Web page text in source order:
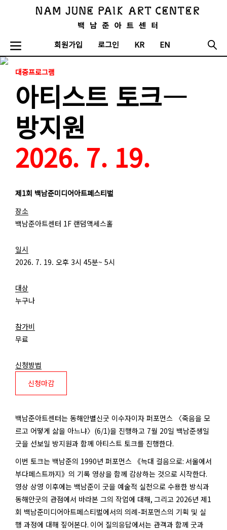
회원가입 로그인 KR EN
대중프로그램
아티스트 토크―
방지원
2026. 7. 19.
제1회 백남준미디어아트페스티벌
장소
백남준아트센터 1F 랜덤액세스홀
일시
2026. 7. 19. 오후 3시 45분~ 5시
대상
누구나
참가비
무료
신청방법
신청마감
백남준아트센터는 동해안별신굿 이수자이자 퍼포먼스 〈죽음을 모
르고 어떻게 삶을 아느냐〉 (6/1)을 진행하고 7월 20일 백남준생일
굿을 선보일 방지원과 함께 아티스트 토크를 진행한다.
이번 토크는 백남준의 1990년 퍼포먼스 《늑대 걸음으로: 서울에서
부다페스트까지》의 기록 영상을 함께 감상하는 것으로 시작한다.
영상 상영 이후에는 백남준이 굿을 예술적 실천으로 수용한 방식과
동해안굿의 관점에서 바라본 그의 작업에 대해, 그리고 2026년 제1
회 백남준미디어아트페스티벌에서의 의례-퍼포먼스의 기획 및 실
행 과정에 대해 짚어본다. 이어 질의응답에서는 관객과 함께 굿과